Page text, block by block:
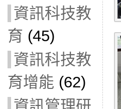
資訊科技教
育 (45)
資訊科技教
育增能 (62)